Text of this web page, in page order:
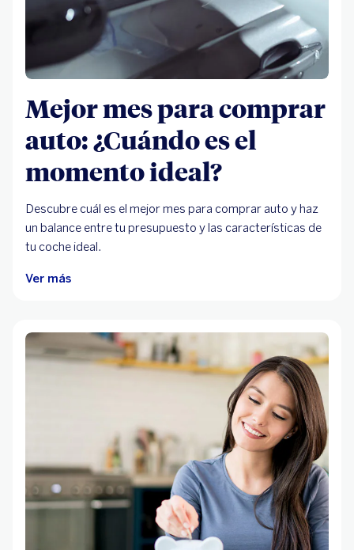
Mejor mes para comprar
auto: ¿Cuándo es el
momento ideal?
Descubre cuál es el mejor mes para comprar auto y haz
un balance entre tu presupuesto y las características de
tu coche ideal.
Ver más